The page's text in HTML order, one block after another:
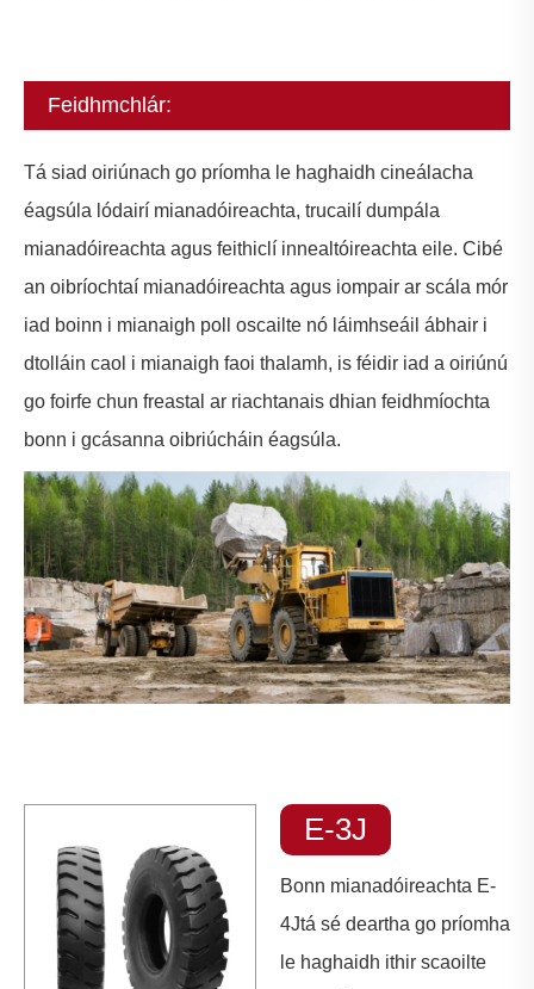
Feidhmchlár:
Tá siad oiriúnach go príomha le haghaidh cineálacha
éagsúla lódairí mianadóireachta, trucailí dumpála
mianadóireachta agus feithiclí innealtóireachta eile. Cibé
an oibríochtaí mianadóireachta agus iompair ar scála mór
iad boinn i mianaigh poll oscailte nó láimhseáil ábhair i
dtolláin caol i mianaigh faoi thalamh, is féidir iad a oiriúnú
go foirfe chun freastal ar riachtanais dhian feidhmíochta
bonn i gcásanna oibriúcháin éagsúla.
E-3J
Bonn mianadóireachta E-
4Jtá sé deartha go príomha
le haghaidh ithir scaoilte